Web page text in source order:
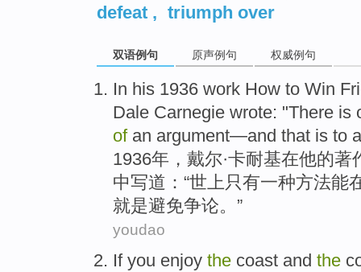
defeat , triumph over
双语例句 原声例句 权威例句
In his 1936 work How to Win
Dale Carnegie wrote: "There is
ofan argument—and that is to
1936年， 戴尔·卡耐基在他的著
中写道 ：“世上 只有一种方法能
就是避免争论。”
youdao
If you enjoy the coast and the